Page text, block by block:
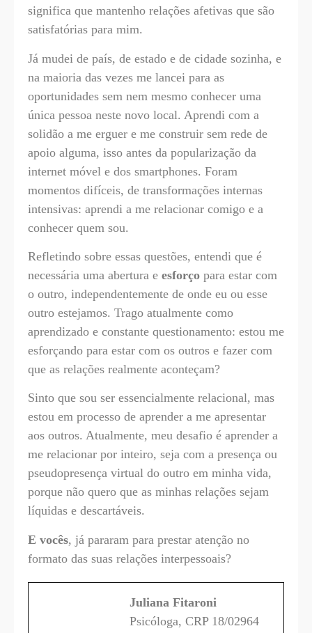
significa que mantenho relações afetivas que são
satisfatórias para mim.
Já mudei de país, de estado e de cidade sozinha, e
na maioria das vezes me lancei para as
oportunidades sem nem mesmo conhecer uma
única pessoa neste novo local. Aprendi com a
solidão a me erguer e me construir sem rede de
apoio alguma, isso antes da popularização da
internet móvel e dos smartphones. Foram
momentos difíceis, de transformações internas
intensivas: aprendi a me relacionar comigo e a
conhecer quem sou.
Refletindo sobre essas questões, entendi que é
necessária uma abertura e esforço para estar com
o outro, independentemente de onde eu ou esse
outro estejamos. Trago atualmente como
aprendizado e constante questionamento: estou me
esforçando para estar com os outros e fazer com
que as relações realmente aconteçam?
Sinto que sou ser essencialmente relacional, mas
estou em processo de aprender a me apresentar
aos outros. Atualmente, meu desafio é aprender a
me relacionar por inteiro, seja com a presença ou
pseudopresença virtual do outro em minha vida,
porque não quero que as minhas relações sejam
líquidas e descartáveis.
E vocês, já pararam para prestar atenção no
formato das suas relações interpessoais?
Juliana Fitaroni
Psicóloga, CRP 18/02964